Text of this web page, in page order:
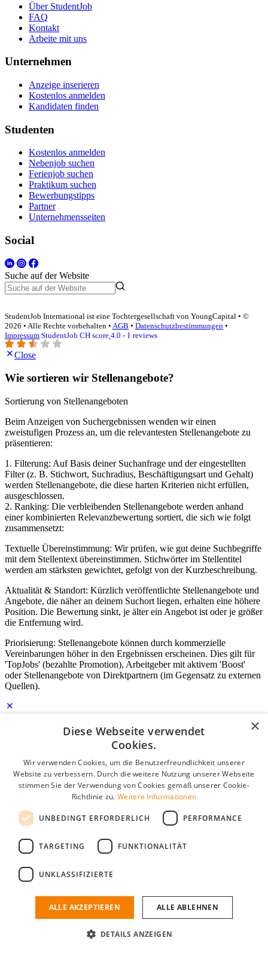
Über StudentJob
FAQ
Kontakt
Arbeite mit uns
Unternehmen
Anzeige inserieren
Kostenlos anmelden
Kandidaten finden
Studenten
Kostenlos anmelden
Nebenjob suchen
Ferienjob suchen
Praktikum suchen
Bewerbungstipps
Partner
Unternehmensseiten
Social
Suche auf der Website
StudentJob International ist eine Tochtergesellschaft von YoungCapital • ©
2026 • Alle Rechte vorbehalten • AGB • Datenschutzbestimmungen •
Impressum StudentJob CH score 4.0 - 1 reviews
Close
Wie sortieren wir Stellenangebote?
Sortierung von Stellenangeboten
Beim Anzeigen von Suchergebnissen wenden wir einen
zweistufigen Prozess an, um die relevantesten Stellenangebote zu
präsentieren:
1. Filterung: Auf Basis deiner Suchanfrage und der eingestellten
Filter (z. B. Stichwort, Suchradius, Beschäftigungsart und Gehalt)
werden Stellenangebote, die diese harten Kriterien nicht erfüllen,
ausgeschlossen.
2. Ranking: Die verbleibenden Stellenangebote werden anhand
einer kombinierten Relevanzbewertung sortiert, die sich wie folgt
zusammensetzt:
Textuelle Übereinstimmung: Wir prüfen, wie gut deine Suchbegriffe
mit dem Stellentext übereinstimmen. Stichwörter im Stellentitel
werden am stärksten gewichtet, gefolgt von der Kurzbeschreibung.
Aktualität & Standort: Kürzlich veröffentlichte Stellenangebote und
Angebote, die näher an deinem Suchort liegen, erhalten eine höhere
Position. Die Bewertung sinkt, je älter ein Angebot ist oder je größer
die Entfernung wird.
Priorisierung: Stellenangebote können durch kommerzielle
Vereinbarungen höher in den Ergebnissen erscheinen. Dies gilt für
'TopJobs' (bezahlte Promotion), Arbeitgeber mit aktivem 'Boost'
oder Stellenangebote von Direktpartnern (im Gegensatz zu externen
Quellen).
Login für Unternehmen
Passwort
Angemeldet bleiben
Passwort vergessen?
Kostenloses Unternehmensprofil
Wenn Sie sich registriert haben, können Sie ein Unternehmensprofil
passenden Mitarbeiter zu finden.
×
Diese Webseite verwendet
Cookies.
Wir verwenden Cookies, um die Benutzerfreundlichkeit unserer
Website zu verbessern. Durch die weitere Nutzung unserer Webseite
stimmen Sie der Verwendung von Cookies gemäß unserer Cookie-
Richtlinie zu. Weitere Informationen
UNBEDINGT ERFORDERLICH PERFORMANCE
TARGETING FUNKTIONALITÄT
UNKLASSIFIZIERTE
ALLE AKZEPTIEREN ALLE ABLEHNEN
DETAILS ANZEIGEN